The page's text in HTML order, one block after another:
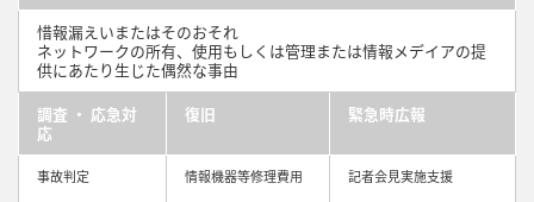
惜報漏えいまたはそのおそれ
ネットワークの所有、使用もしくは管理または情報メデイアの提
供にあたり生じた偶然な事由
調査 ・ 応急対
応
復旧 緊急時広報
事故判定
情報機器等修理費用
記者会見実施支援